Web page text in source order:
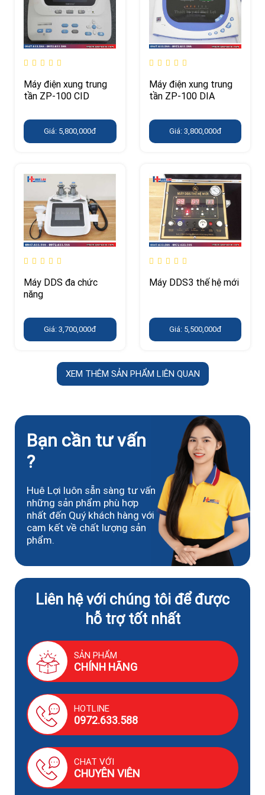
Máy điện xung trung
tần ZP-100 CID
Giá: 5,800,000đ
Máy điện xung trung
tần ZP-100 DIA
Giá: 3,800,000đ
Máy DDS đa chức
năng
Giá: 3,700,000đ
Máy DDS3 thế hệ mới
Giá: 5,500,000đ
XEM THÊM SẢN PHẨM LIÊN QUAN
Bạn cần tư vấn
?
Huê Lợi luôn sẵn sàng tư vấn
những sản phẩm phù hợp
nhất đến Quý khách hàng với
cam kết về chất lượng sản
phẩm.
Liên hệ với chúng tôi để được
hỗ trợ tốt nhất
SẢN PHẨM
CHÍNH HÃNG
HOTLINE
0972.633.588
CHAT VỚI
CHUYÊN VIÊN